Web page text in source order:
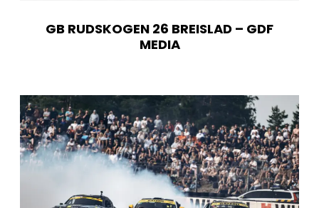
GB RUDSKOGEN 26 BREISLAD – GDF
MEDIA